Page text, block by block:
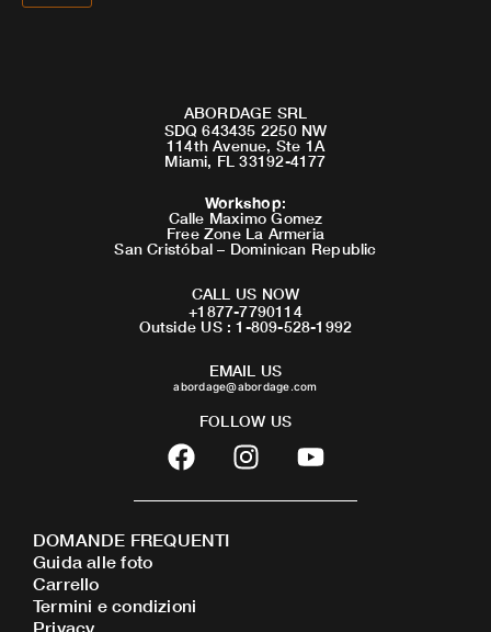
ABORDAGE SRL
SDQ 643435 2250 NW
114th Avenue, Ste 1A
Miami, FL 33192-4177
Workshop:
Calle Maximo Gomez
Free Zone La Armeria
San Cristóbal – Dominican Republic
CALL US NOW
+1877-7790114
Outside US : 1-809-528-1992
EMAIL US
abordage@abordage.com
FOLLOW US
F
a
c
b
o
I
n
s
Y
o
u
DOMANDE FREQUENTI
Guida alle foto
Carrello
Termini e condizioni
Privacy